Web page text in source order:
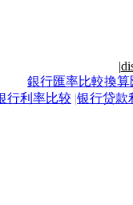
|
銀行匯率比較換算
行利率比较 |银行贷款